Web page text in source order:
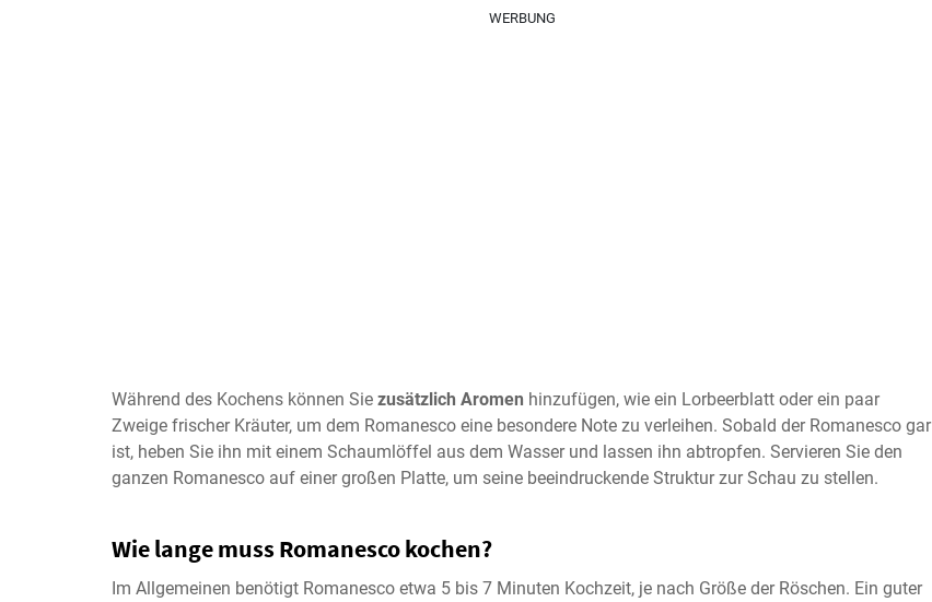
WERBUNG
Während des Kochens können Sie zusätzlich Aromen hinzufügen, wie ein Lorbeerblatt oder ein paar
Zweige frischer Kräuter, um dem Romanesco eine besondere Note zu verleihen. Sobald der Romanesco gar
ist, heben Sie ihn mit einem Schaumlöffel aus dem Wasser und lassen ihn abtropfen. Servieren Sie den
ganzen Romanesco auf einer großen Platte, um seine beeindruckende Struktur zur Schau zu stellen.
Wie lange muss Romanesco kochen?
Im Allgemeinen benötigt Romanesco etwa 5 bis 7 Minuten Kochzeit, je nach Größe der Röschen. Ein guter